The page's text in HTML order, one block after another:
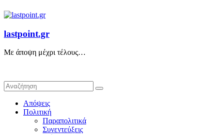
lastpoint.gr
Με άποψη μέχρι τέλους…
Απόψεις
Πολιτική
Παραπολιτικά
Συνεντεύξεις